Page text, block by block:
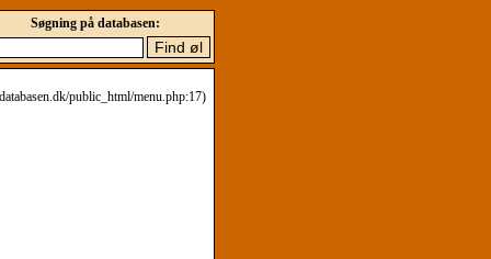
Søgning på databasen:
public_html/menu.php:17)